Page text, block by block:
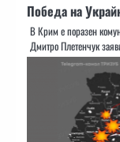
Победа на
В Крим е поразен
Дмитро Плетенчук